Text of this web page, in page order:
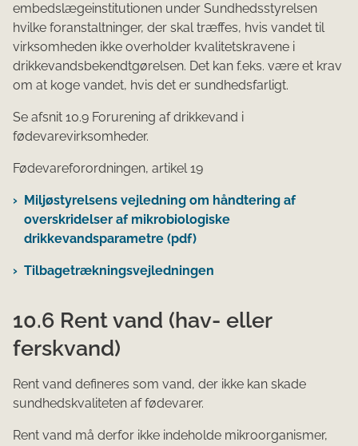
embedslægeinstitutionen under Sundhedsstyrelsen
hvilke foranstaltninger, der skal træffes, hvis vandet til
virksomheden ikke overholder kvalitetskravene i
drikkevandsbekendtgørelsen. Det kan f.eks. være et krav
om at koge vandet, hvis det er sundhedsfarligt.
Se afsnit 10.9 Forurening af drikkevand i
fødevarevirksomheder.
Fødevareforordningen, artikel 19
Miljøstyrelsens vejledning om håndtering af
overskridelser af mikro­biologiske
drikkevandsparametre (pdf)
Tilbagetrækningsvejledningen
10.6 Rent vand (hav- eller
ferskvand)
Rent vand defineres som vand, der ikke kan skade
sundhedskvaliteten af fødevarer.
Rent vand må derfor ikke indeholde mikroorganismer,